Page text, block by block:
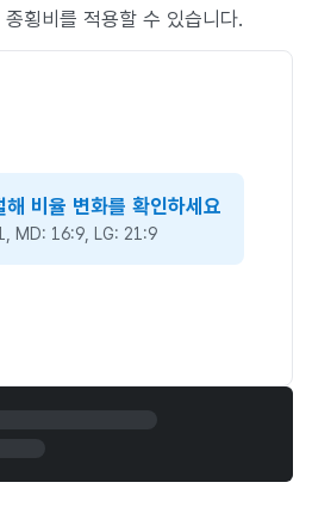
횡비를 적용할 수 있습니다.
비율 변화를 확인하세요
MD: 16:9, LG: 21:9